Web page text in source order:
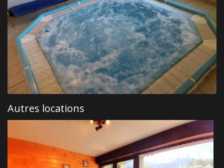
Autres locations